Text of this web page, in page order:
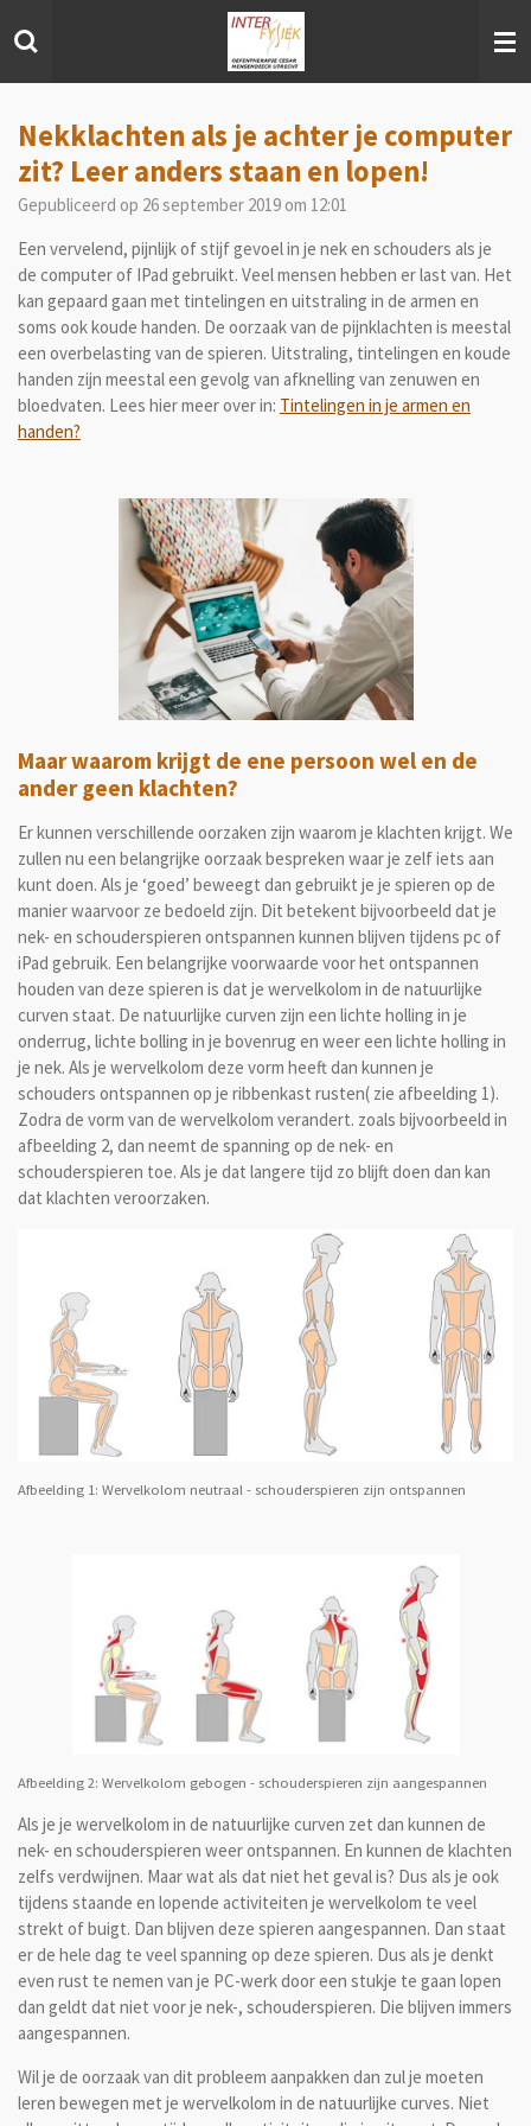
direct
hoofdinhoud
Nekklachten als je achter je computer
zit? Leer anders staan en lopen!
Gepubliceerd op 26 september 2019 om 12:01
Een vervelend, pijnlijk of stijf gevoel in je nek en schouders als je
de computer of IPad gebruikt. Veel mensen hebben er last van. Het
kan gepaard gaan met tintelingen en uitstraling in de armen en
soms ook koude handen. De oorzaak van de pijnklachten is meestal
een overbelasting van de spieren. Uitstraling, tintelingen en koude
handen zijn meestal een gevolg van afknelling van zenuwen en
bloedvaten. Lees hier meer over in: Tintelingen in je armen en
handen?
Maar waarom krijgt de ene persoon wel en de
ander geen klachten?
Er kunnen verschillende oorzaken zijn waarom je klachten krijgt. We
zullen nu een belangrijke oorzaak bespreken waar je zelf iets aan
kunt doen. Als je ‘goed’ beweegt dan gebruikt je je spieren op de
manier waarvoor ze bedoeld zijn. Dit betekent bijvoorbeeld dat je
nek- en schouderspieren ontspannen kunnen blijven tijdens pc of
iPad gebruik. Een belangrijke voorwaarde voor het ontspannen
houden van deze spieren is dat je wervelkolom in de natuurlijke
curven staat. De natuurlijke curven zijn een lichte holling in je
onderrug, lichte bolling in je bovenrug en weer een lichte holling in
je nek. Als je wervelkolom deze vorm heeft dan kunnen je
schouders ontspannen op je ribbenkast rusten( zie afbeelding 1).
Zodra de vorm van de wervelkolom verandert. zoals bijvoorbeeld in
afbeelding 2, dan neemt de spanning op de nek- en
schouderspieren toe. Als je dat langere tijd zo blijft doen dan kan
dat klachten veroorzaken.
Afbeelding 1: Wervelkolom neutraal - schouderspieren zijn ontspannen
Afbeelding 2: Wervelkolom gebogen - schouderspieren zijn aangespannen
Als je je wervelkolom in de natuurlijke curven zet dan kunnen de
nek- en schouderspieren weer ontspannen. En kunnen de klachten
zelfs verdwijnen. Maar wat als dat niet het geval is? Dus als je ook
tijdens staande en lopende activiteiten je wervelkolom te veel
strekt of buigt. Dan blijven deze spieren aangespannen. Dan staat
er de hele dag te veel spanning op deze spieren. Dus als je denkt
even rust te nemen van je PC-werk door een stukje te gaan lopen
dan geldt dat niet voor je nek-, schouderspieren. Die blijven immers
aangespannen.
Wil je de oorzaak van dit probleem aanpakken dan zul je moeten
leren bewegen met je wervelkolom in de natuurlijke curves. Niet